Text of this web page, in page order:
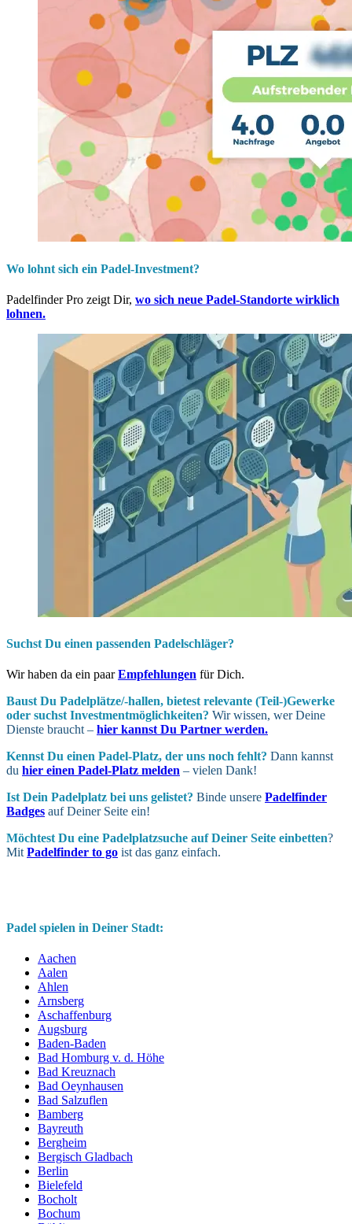
Wo lohnt sich ein Padel-Investment?
Padelfinder Pro zeigt Dir, wo sich neue Padel-Standorte wirklich
lohnen.
Suchst Du einen passenden Padelschläger?
Wir haben da ein paarEmpfehlungen für Dich.
Baust Du Padel­plätze/-hallen, bietest relevante (Teil-)Gewerke
oder suchst In­vest­ment­möglich­keiten? Wir wissen, wer Deine
Dienste braucht – hier kannst Du Partner werden.
Kennst Du einen Padel-Platz, der uns noch fehlt? Dann kannst
du hier einen Padel-Platz melden – vielen Dank!
Ist Dein Padel­platz bei uns gelistet? Binde unsere Padelfinder
Badges auf Deiner Seite ein!
Möchtest Du eine Padel­platz­suche auf Deiner Seite ein­betten?
MitPadelfinder to go ist das ganz einfach.
Padel spielen in Deiner Stadt:
Aachen
Aalen
Ahlen
Arnsberg
Aschaffenburg
Augsburg
Baden-Baden
Bad Homburg v. d. Höhe
Bad Kreuznach
Bad Oeynhausen
Bad Salzuflen
Bamberg
Bayreuth
Bergheim
Bergisch Gladbach
Berlin
Bielefeld
Bocholt
Bochum